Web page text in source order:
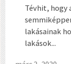
Tévhit, hogy
lakásainak
lakások...